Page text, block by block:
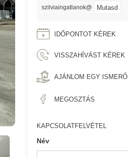
szilviaingatlanok@ Mutasd
IDŐPONTOT KÉREK
VISSZAHÍVÁST KÉREK
AJÁNLOM EGY
MEGOSZTÁS
KAPCSOLATFELVÉTEL
Név